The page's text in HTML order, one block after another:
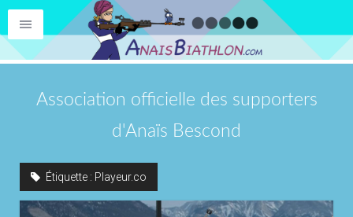
Association officielle des supporters
d'Anaïs Bescond
Étiquette : Playeur.co